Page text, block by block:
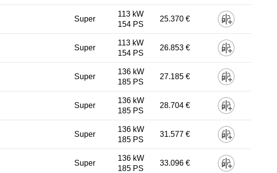
Super
113 kW
154 PS
25.370 €
Super
113 kW
154 PS
26.853 €
Super
136 kW
185 PS
27.185 €
Super
136 kW
185 PS
28.704 €
Super
136 kW
185 PS
31.577 €
Super
136 kW
185 PS
33.096 €